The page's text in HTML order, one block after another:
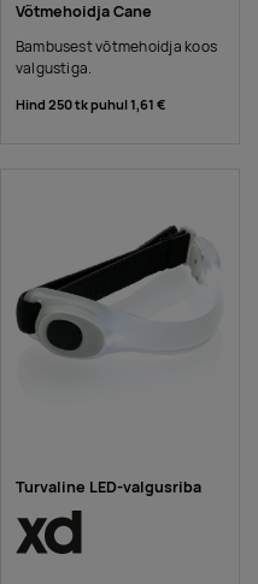
Võtmehoidja Cane
Bambusest võtmehoidja koos
valgustiga.
Hind 250 tk puhul1,61 €
Turvaline LED-valgusriba